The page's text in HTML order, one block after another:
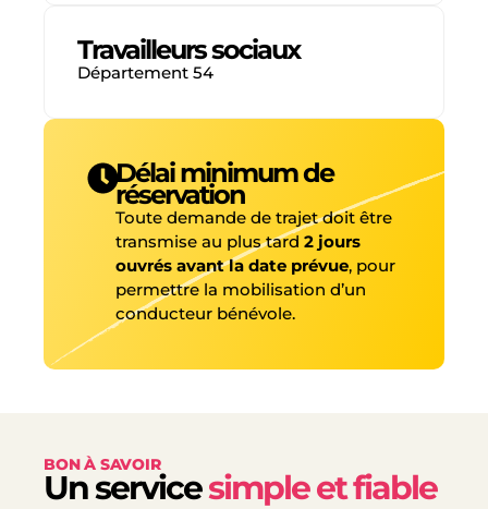
Travailleurs sociaux
Département 54
Délai minimum de
réservation
Toute demande de trajet doit être
transmise au plus tard2 jours
ouvrés avant la date prévue, pour
permettre la mobilisation d’un
conducteur bénévole.
BON À SAVOIR
Un servicesimple et fiable